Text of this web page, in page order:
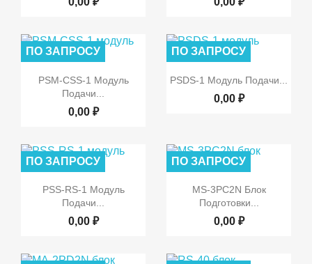
Быстрый просмотр
PSM-CSS-1 Модуль
Подачи...
0,00 ₽
ПО ЗАПРОСУ
 Быстрый просмотр
PSDS-1 Модуль Подачи...
0,00 ₽
ПО ЗАПРОСУ
Быстрый просмотр
PSS-RS-1 Модуль
Подачи...
0,00 ₽
ПО ЗАПРОСУ
Быстрый просмотр
MS-3PC2N Блок
Подготовки...
0,00 ₽
ПО ЗАПРОСУ